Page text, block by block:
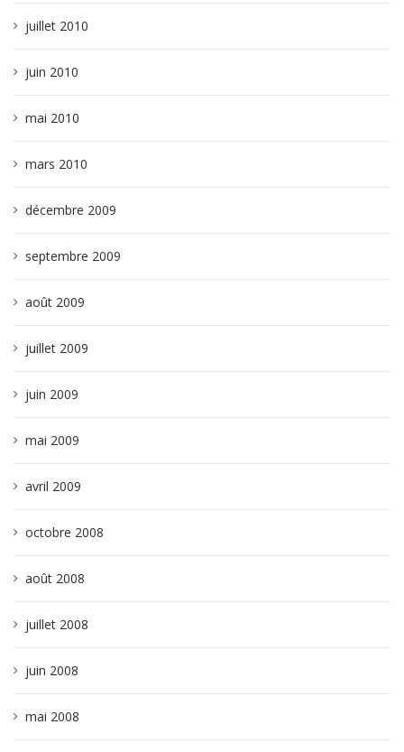
juillet 2010
juin 2010
mai 2010
mars 2010
décembre 2009
septembre 2009
août 2009
juillet 2009
juin 2009
mai 2009
avril 2009
octobre 2008
août 2008
juillet 2008
juin 2008
mai 2008